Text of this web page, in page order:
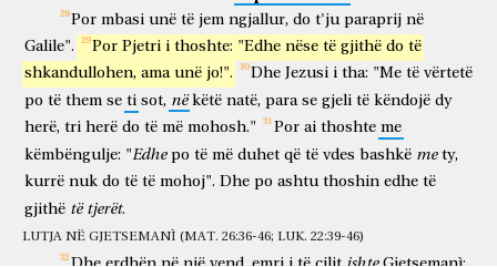
καὶ προελθὼν
kur parapriu
μικρὸν,
pak
ἔπιπτεν
binte
ἐπὶ
mbi
τῆς γῆς
tokën
καὶ
dhe
προσηύχετο
lutej
ἵνα,
që
εἰ
nëse
δυνατόν
e mundur
ἐστιν,
është
παρέλθῃ
të shkojë tej
ἀπ’
nga
αὐτοῦ
ai
ὥρα.
ora
καὶ
dhe
ἔλεγεν,
thoshte
Ἀββά,
o Abba
ὁ
o Atë
πάντα
të gjitha
δυνατά
të mundshme
σοι;
ty
παρένεγκε
hiq tutje
τὸ ποτήριον
kupën
τοῦτο
këtë
ἀπ’
nga
ἐμοῦ;
unë
ἀλλ’
porse
οὐ τί
çfarë unë
θέλω,
dua
ἀλλὰ
por
τί
çfarë
σύ.
ti
καὶ
dhe
ἔρχεται
vjen
καὶ
dhe
εὑρίσκει
gjen
αὐτοὺς
ata
καθεύδοντας;
duke fjetur
καὶ
dhe
λέγει
thotë
τῷ
γρηγορῆσαι?
për të ndenjur zgjuar
γρηγορεῖτε
rrini zgjuar
καὶ
dhe
προσεύχεσθε,
lutuni që mos
Por mbasi unë të jem ngjallur, do t'ju paraprij në
Galile".
Por Pjetri i thoshte: "Edhe nëse të gjithë do të
shkandullohen, ama unë jo!". Dhe Jezusi i tha: "Me të vërtetë
po të them se ti sot, në këtë natë, para se gjeli të këndojë dy
herë, tri herë do të më mohosh." Por ai thoshte me
këmbëngulje: "Edhe po të më duhet që të vdes bashkë me ty,
kurrë nuk do të të mohoj". Dhe po ashtu thoshin edhe të
gjithë të tjerët.
LUTJA NË GJETSEMANÌ (MAT. 26:36-46; LUK. 22:39-46)